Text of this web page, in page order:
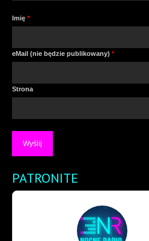
Imię *
eMail (nie będzie publikowany) *
Strona
PATRONITE